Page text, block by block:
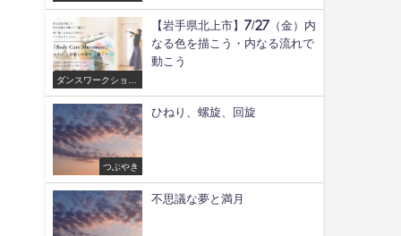
プ/舞
ダンスワークショッ
プ/舞
【岩手県北上市】7/27（金）内
なる色を描こう・内なる流れで
動こう
つぶやき
ひねり、螺旋、回旋
不思議な夢と満月